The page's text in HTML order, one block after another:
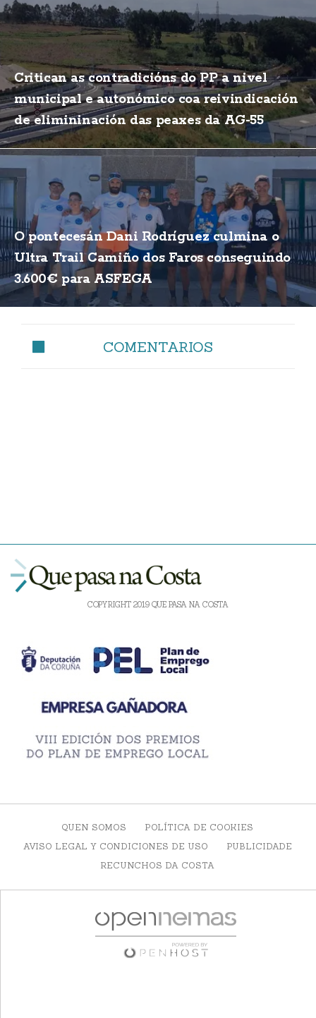
Critican as contradicións do PP a nivel
municipal e autonómico coa reivindicación
de elimininación das peaxes da AG-55
O pontecesán Dani Rodríguez culmina o
Ultra Trail Camiño dos Faros conseguindo
3.600€ para ASFEGA
COMENTARIOS
COPYRIGHT 2019 QUE PASA NA COSTA
QUEN SOMOS
POLÍTICA DE COOKIES
AVISO LEGAL Y CONDICIONES DE USO
PUBLICIDADE
RECUNCHOS DA COSTA